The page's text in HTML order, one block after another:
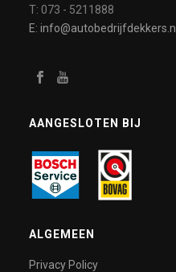
T: 073 - 5211888
E: info@autobedrijfdekkers.nl
AANGESLOTEN BIJ
ALGEMEEN
Privacy Policy